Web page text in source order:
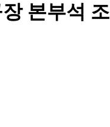
본부석